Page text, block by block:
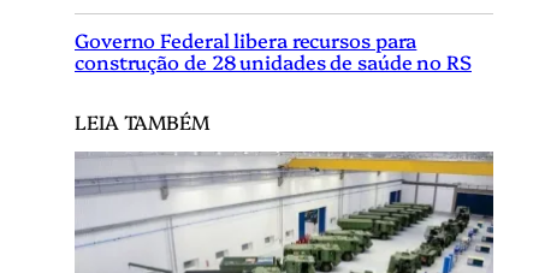
Governo Federal libera recursos para
construção de 28 unidades de saúde no RS
LEIA TAMBÉM